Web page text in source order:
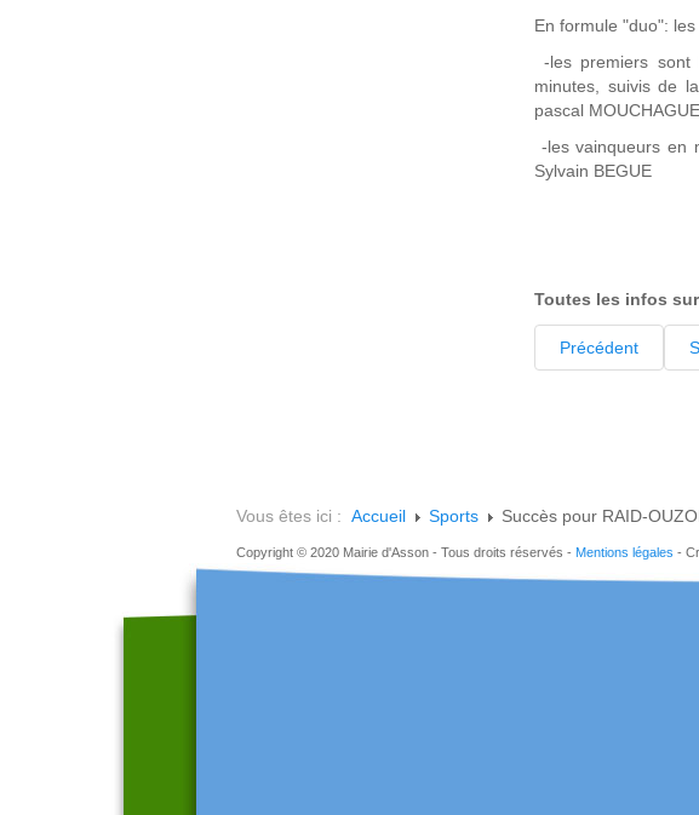
En formule "duo":
-les premiers sont
minutes, suivis de
pascal
-les vainqueurs en
Sylvain BEGUE
Toutes les infos sur
Précédent
Vous êtes ici : Accueil Sports Succès pour RAID-
Copyright © 2020 Mairie d'Asson - Tous droits réservés - Mentions légales -